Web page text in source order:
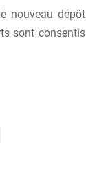
nouveau dépôt
sont consentis